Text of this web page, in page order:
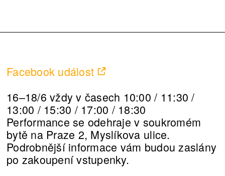
Facebook událost
16–18/6 vždy v časech 10:00 / 11:30 /
13:00 / 15:30 / 17:00 / 18:30
Performance se odehraje v soukromém
bytě na Praze 2, Myslíkova ulice.
Podrobnější informace vám budou zaslány
po zakoupení vstupenky.